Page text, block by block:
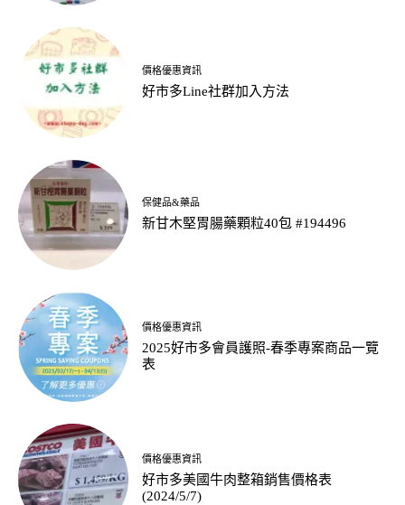
價格優惠資訊
好市多Line社群加入方法
保健品&藥品
新甘木堅胃腸藥顆粒40包 #194496
價格優惠資訊
2025好市多會員護照-春季專案商品一覽
表
價格優惠資訊
好市多美國牛肉整箱銷售價格表
(2024/5/7)